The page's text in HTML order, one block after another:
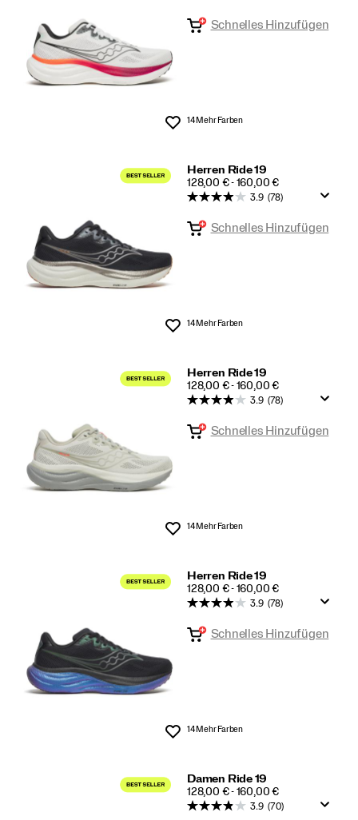
Wunschliste
Schnelles Hinzufügen
14 Mehr Farben
Herren Ride 19
PRICE
128,00 € - 160,00 €
Wunschliste
3.9 (78)
Schnelles Hinzufügen
14 Mehr Farben
Herren Ride 19
PRICE
128,00 € - 160,00 €
Wunschliste
3.9 (78)
Schnelles Hinzufügen
14 Mehr Farben
Herren Ride 19
PRICE
128,00 € - 160,00 €
Wunschliste
3.9 (78)
Schnelles Hinzufügen
14 Mehr Farben
Damen Ride 19
PRICE
128,00 € - 160,00 €
3.9 (70)